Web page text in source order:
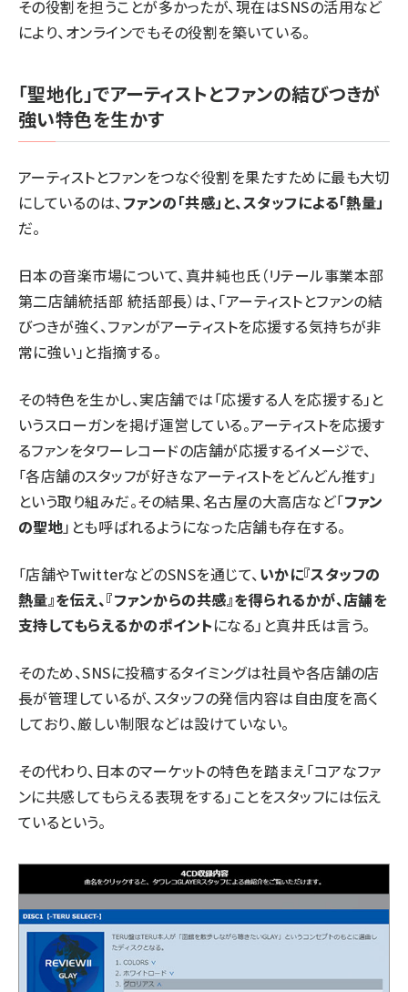
その役割を担うことが多かったが、現在はSNSの活用など
により、オンラインでもその役割を築いている。
「聖地化」でアーティストとファンの結びつきが
強い特色を生かす
アーティストとファンをつなぐ役割を果たすために最も大切
にしているのは、 ファンの「共感」と、スタッフによる「熱量」
だ。
日本の音楽市場について、真井純也氏（リテール事業本部
第二店舗統括部 統括部長）は、「アーティストとファンの結
びつきが強く、ファンがアーティストを応援する気持ちが非
常に強い」と指摘する。
その特色を生かし、実店舗では「応援する人を応援する」と
いうスローガンを掲げ運営している。アーティストを応援す
るファンをタワーレコードの店舗が応援するイメージで、
「各店舗のスタッフが好きなアーティストをどんどん推す」
という取り組みだ。その結果、名古屋の大高店など「ファン
の聖地」とも呼ばれるようになった店舗も存在する。
「店舗やTwitterなどのSNSを通じて、 いかに『スタッフの
熱量』を伝え、『ファンからの共感』を得られるかが、店舗を
支持してもらえるかのポイントになる」と真井氏は言う。
そのため、SNSに投稿するタイミングは社員や各店舗の店
長が管理しているが、スタッフの発信内容は自由度を高く
しており、厳しい制限などは設けていない。
その代わり、日本のマーケットの特色を踏まえ「コアなファ
ンに共感してもらえる表現をする」ことをスタッフには伝え
ているという。